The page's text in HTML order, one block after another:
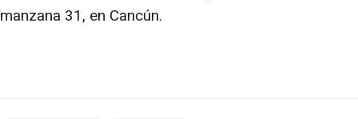
manzana 31, en Cancún.